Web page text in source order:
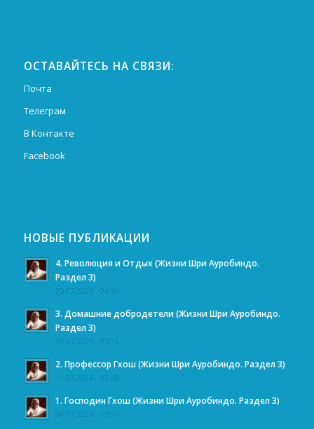
ОСТАВАЙТЕСЬ НА СВЯЗИ:
Почта
Телеграм
В Контакте
Facebook
НОВЫЕ ПУБЛИКАЦИИ
4. Революция и Отдых (Жизни Шри Ауробиндо.
Раздел 3)
25.07.2026 - 04:54
3. Домашние добродетели (Жизни Шри Ауробиндо.
Раздел 3)
19.07.2026 - 05:10
2. Профессор Гхош (Жизни Шри Ауробиндо. Раздел 3)
11.07.2026 - 03:48
1. Господин Гхош (Жизни Шри Ауробиндо. Раздел 3)
04.07.2026 - 15:16